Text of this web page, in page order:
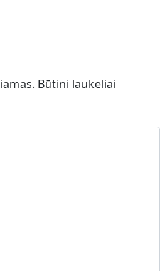
Būtini laukeliai